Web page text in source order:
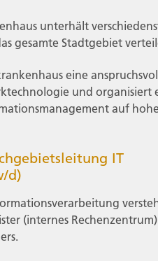
unterhält
gesamte Stadtgebiet
eine
und organisiert
auf
IT
d)
(internes